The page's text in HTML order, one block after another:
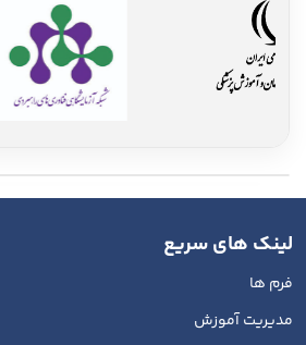
لینک های سریع
فرم ها
مدیریت آموزش